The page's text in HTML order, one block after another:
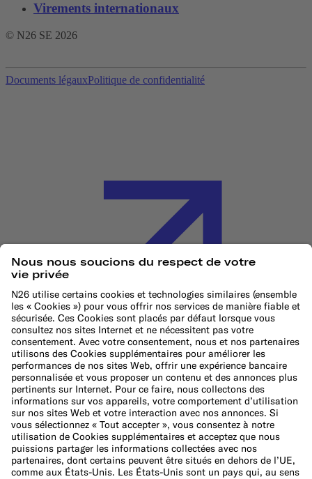
Virements internationaux
© N26 SE 2026
Documents légauxPolitique de confidentialité
Politique en matière de cookies